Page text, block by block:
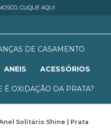
CLIQUE AQUI
DE CASAMENTO
ANEIS ACESSÓRIOS
É OXIDAÇÃO DA PRATA?
Solitário Shine | Prata